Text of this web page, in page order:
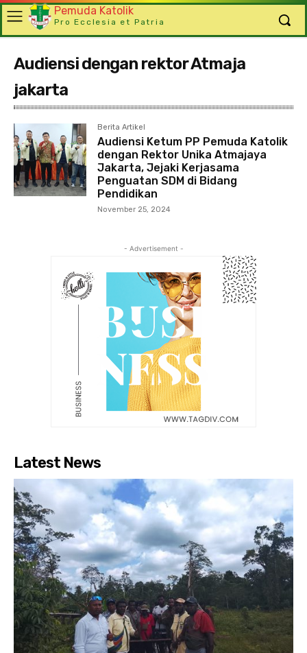
Pemuda Katolik
Pro Ecclesia et Patria
Audiensi dengan rektor Atmaja
jakarta
Berita Artikel
Audiensi Ketum PP Pemuda Katolik
dengan Rektor Unika Atmajaya
Jakarta, Jejaki Kerjasama
Penguatan SDM di Bidang
Pendidikan
November 25, 2024
- Advertisement -
Latest News